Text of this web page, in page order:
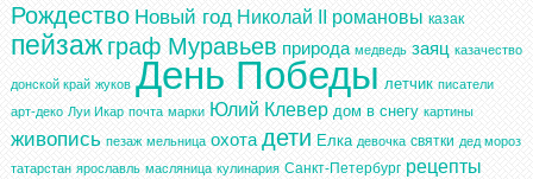
Рождество Новый год Николай II романовы казак
пейзаж граф Муравьев природа медведь заяц казачество
донской край жуков День Победы летчик писатели
арт-деко Луи Икар почта марки Юлий Клевер дом в снегу картины
живопись пезаж мельница охота дети Елка девочка святки дед мороз
татарстан ярославль масляница кулинария Санкт-Петербург рецепты